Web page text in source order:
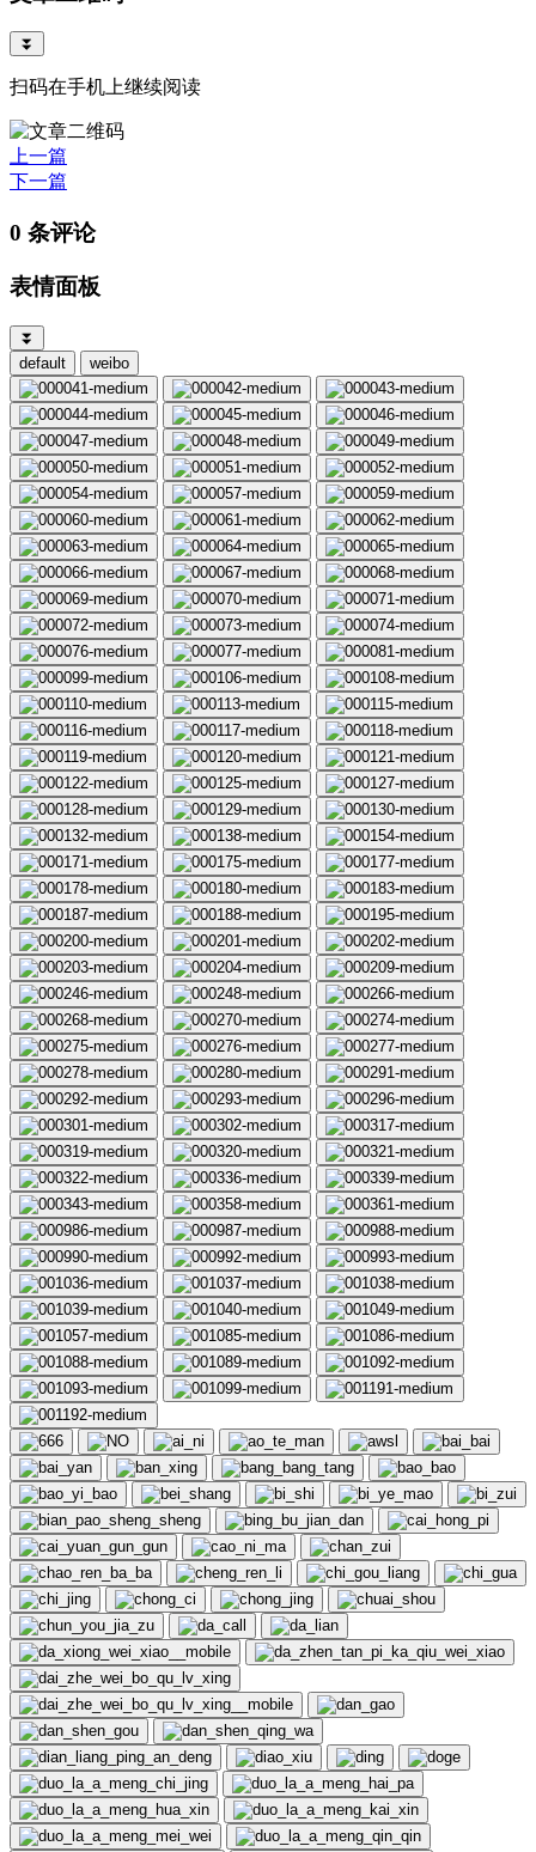
⏬
扫码在手机上继续阅读
上一篇
下一篇
0 条评论
表情面板
⏬
default
weibo